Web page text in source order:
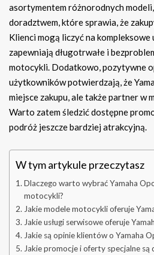
asortymentem różnorodnych
doradztwem, które sprawia, że
Klienci mogą liczyć na
zapewniają długotrwałe i
motocykli. Dodatkowo, pozytywne
użytkowników potwierdzają, że
miejsce zakupu, ale także partner w
Warto zatem śledzić dostępne
podróż jeszcze bardziej atrakcyjną.
W tym artykule przeczytasz
Dlaczego warto wybrać Yamaha
motocykli?
Jakie modele motocykli oferuje
Jakie usługi serwisowe oferuje
Jakie są opinie klientów o Yamaha
Jakie promocje i oferty specjalne są